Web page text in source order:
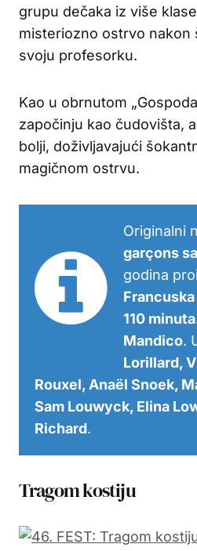
grupu dečaka iz više
misteriozno ostrvo nakon
svoju profesorku.
Kao u obrnutom
započinju kao čudovišta,
bolji, doživljavajući
magičnom ostrvu.
Originalni
garçons
godina
Francuska
110 minuta
Mandico.
Lorillard,
Rouxel, Anaël Snoek,
Sam Louwyck, Elina
Richard.
Tragom kostiju